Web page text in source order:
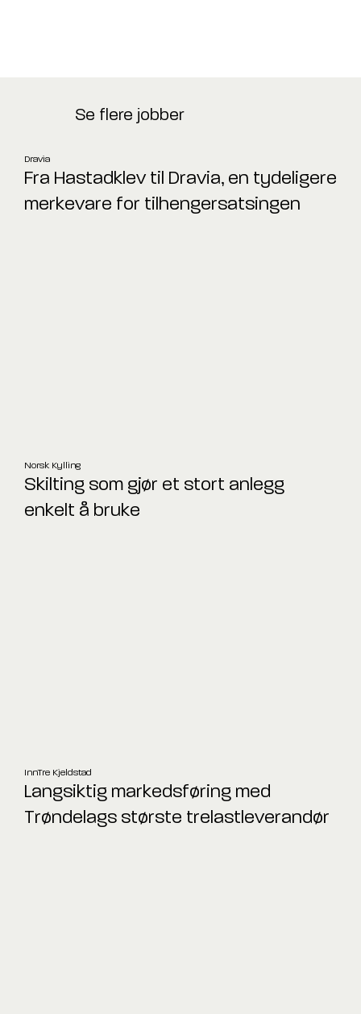
Se flere jobber
Dravia
Fra Hastadklev til Dravia, en tydeligere
merkevare for tilhengersatsingen
Norsk Kylling
Skilting som gjør et stort anlegg
enkelt å bruke
InnTre Kjeldstad
Langsiktig markedsføring med
Trøndelags største trelastleverandør